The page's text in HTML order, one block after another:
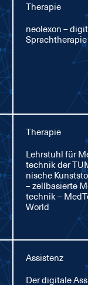
Therapie
neo­l­exon –
Sprachthe­ra­pie
Therapie
Lehr­stuhl für
tech­nik der
ni­sche
– zell­ba­sier­te
tech­nik –
World
Assistenz
Der di­gi­ta­le